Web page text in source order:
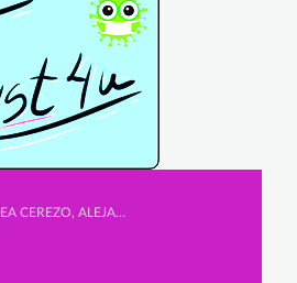
Secundaria, MARÍA LARREA CEREZO, ALEJANDRO ESCRIBANO GONZÁLEZ y ELDA MARTÍNEZ GONZÁLEZ